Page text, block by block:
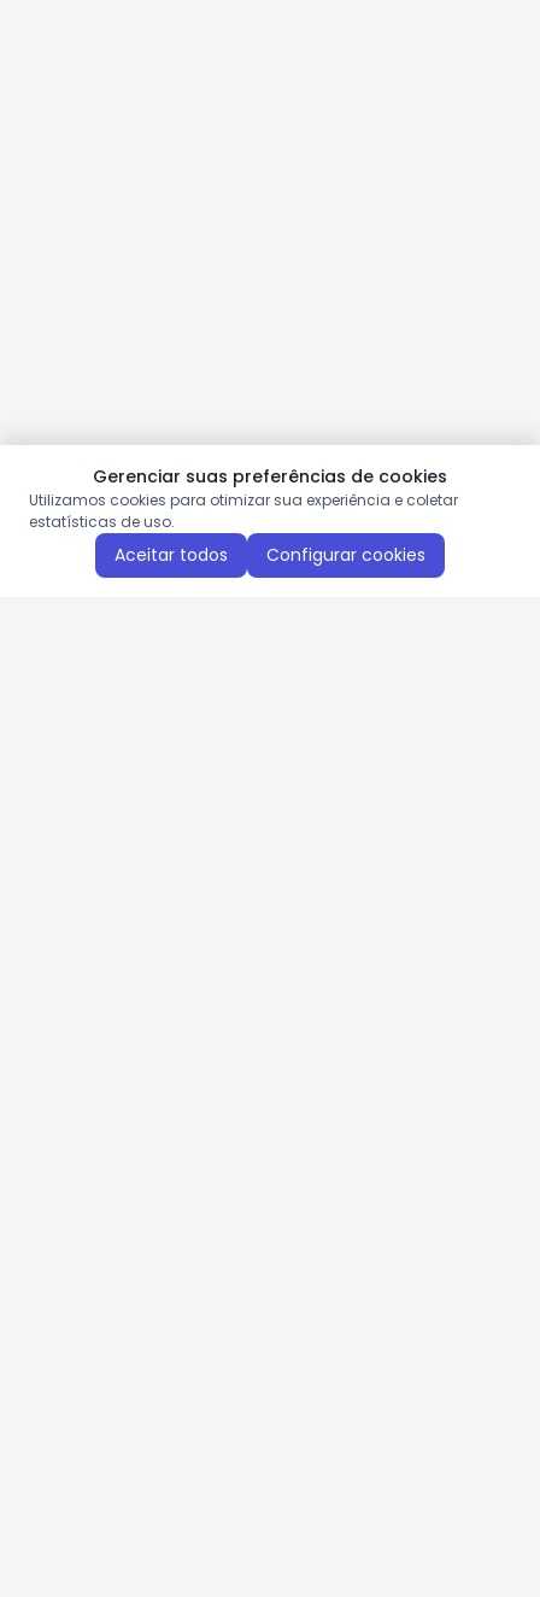
Gerenciar suas preferências de cookies
Utilizamos cookies para otimizar sua experiência e coletar
estatísticas de uso.
Aceitar todos Configurar cookies